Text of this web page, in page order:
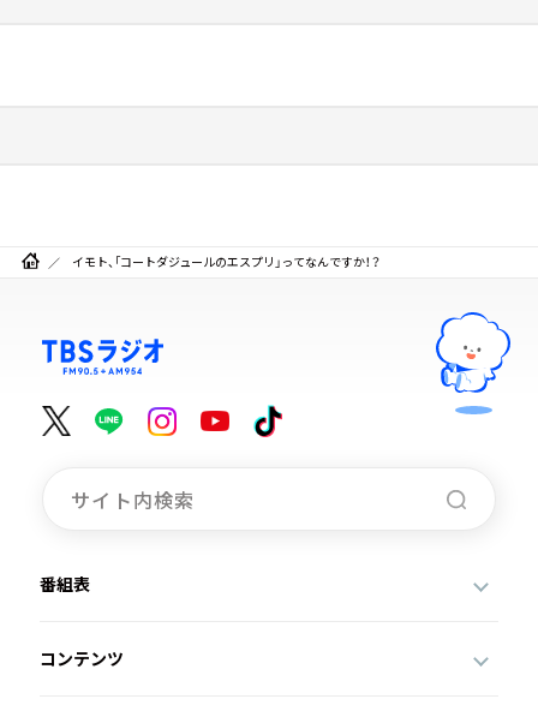
イモト、「コートダジュールのエスプリ」ってなんですか！？
番組表
コンテンツ